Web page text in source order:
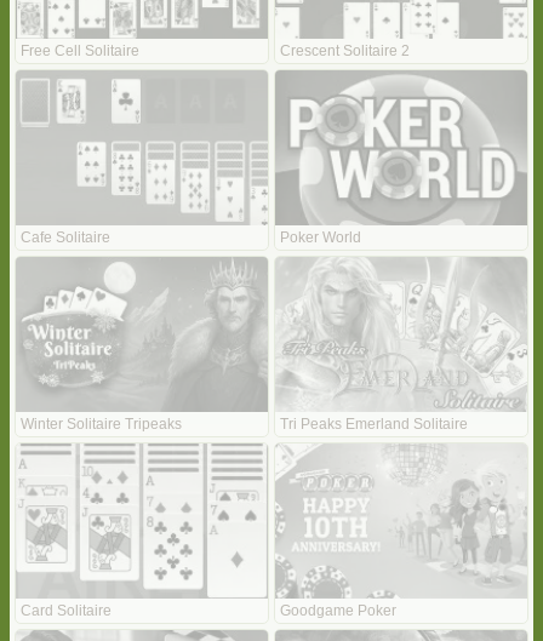
Free Cell Solitaire Crescent Solitaire 2
Cafe Solitaire Poker World
Winter Solitaire Tripeaks Tri Peaks Emerland Solitaire
Card Solitaire Goodgame Poker